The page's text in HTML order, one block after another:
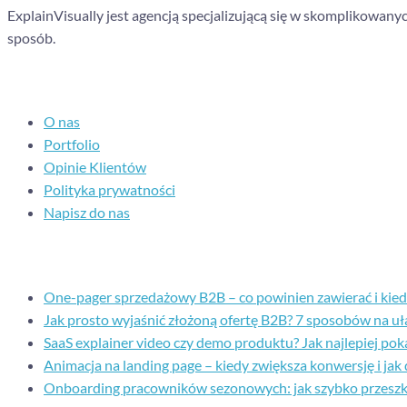
ExplainVisually jest agencją specjalizującą się w
sposób.
O nas
Portfolio
Opinie Klientów
Polityka prywatności
Napisz do nas
One-pager sprzedażowy B2B – co powinien zawierać i
Jak prosto wyjaśnić złożoną ofertę B2B? 7 sposobów na
SaaS explainer video czy demo produktu? Jak najlepiej
Animacja na landing page – kiedy zwiększa konwersję i
Onboarding pracowników sezonowych: jak szybko